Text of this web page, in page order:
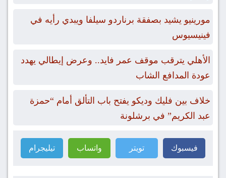
مورينيو يشيد بصفقة برناردو سيلفا ويبدي رأيه في
فينيسيوس
الأهلي يترقب موقف عمر فايد.. وعرض إيطالي يهدد
عودة المدافع الشاب
خلاف بين فليك وديكو يفتح باب التألق أمام “حمزة
عبد الكريم” في برشلونة
فيسبوك تويتر واتساب تيليجرام